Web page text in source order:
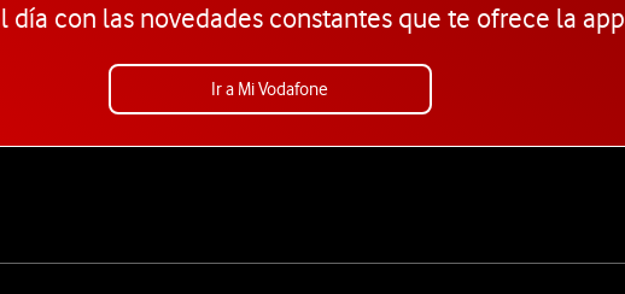
día con las novedades constantes que te ofrece la app
Ir a Mi Vodafone